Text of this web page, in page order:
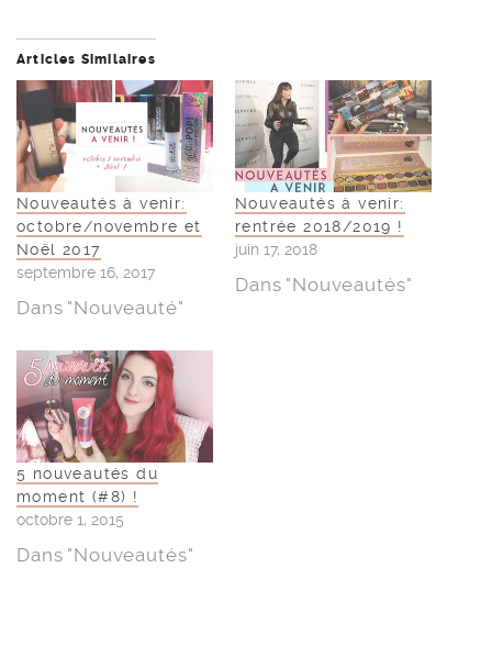
Articles Similaires
Nouveautés à venir:
octobre/novembre et
Noël 2017
septembre 16, 2017
Dans "Nouveauté"
Nouveautés à venir:
rentrée 2018/2019 !
juin 17, 2018
Dans "Nouveautés"
5 nouveautés du
moment (#8) !
octobre 1, 2015
Dans "Nouveautés"